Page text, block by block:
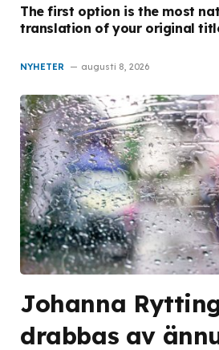
The first option is the most
translation of your original
NYHETER augusti 8, 2026
Johanna
drabbas av